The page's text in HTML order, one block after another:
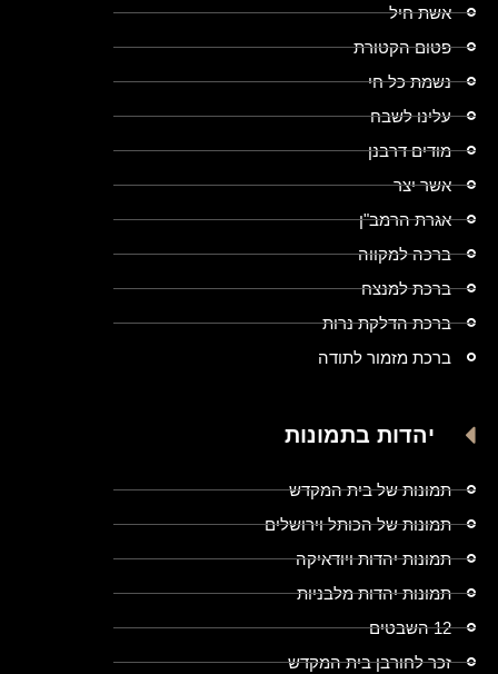
אשת חיל
פטום הקטורת
נשמת כל חי
עלינו לשבח
מודים דרבנן
אשר יצר
אגרת הרמב"ן
ברכה למקווה
ברכת למנצח
ברכת הדלקת נרות
ברכת מזמור לתודה
יהדות בתמונות
תמונות של בית המקדש
תמונות של הכותל וירושלים
תמונות יהדות ויודאיקה
תמונות יהדות מלבניות
12 השבטים
זכר לחורבן בית המקדש